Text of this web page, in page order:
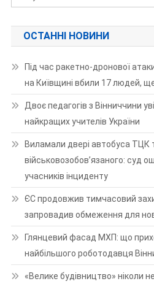
ОСТАННІ НОВИНИ
Під час ракетно-дронової
на Київщині вбили 17 людей,
Двоє педагогів з Вінниччини
найкращих учителів України
Виламали двері автобуса ТЦК
військовозобов’язаного: суд
учасників інциденту
ЄС продовжив тимчасовий
запровадив обмеження для
Глянцевий фасад МХП: що
найбільшого роботодавця
«Велике будівництво» ніколи